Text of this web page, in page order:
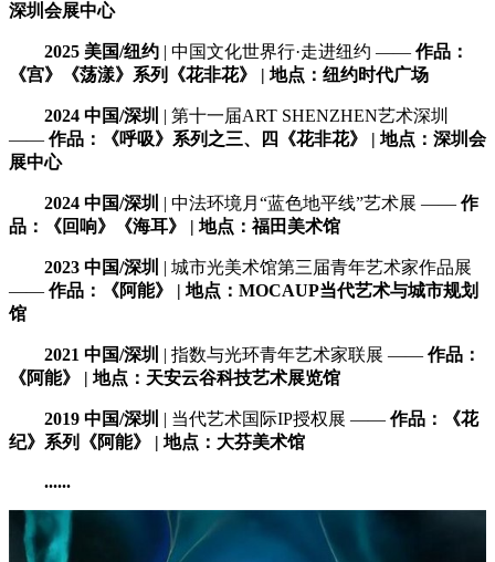
深圳会展中心
2025 美国/纽约 | 中国文化世界行·走进纽约 —— 作品：
《宫》《荡漾》系列《花非花》 | 地点：纽约时代广场
2024 中国/深圳
| 第十一届ART SHENZHEN艺术深圳
—— 作品：《呼吸》系列之三、四《花非花》 | 地点：深圳会
展中心
2024 中国/深圳 | 中法环境月“蓝色地平线”艺术展 —— 作
品：《回响》《海耳》 | 地点：福田美术馆
2023 中国/深圳
| 城市光美术馆第三届青年艺术家作品展
—— 作品：《阿能》 | 地点：MOCAUP当代艺术与城市规划
馆
2021 中国/深圳 | 指数与光环青年艺术家联展 —— 作品：
《阿能》 | 地点：天安云谷科技艺术展览馆
2019 中国/深圳 | 当代艺术国际IP授权展 —— 作品：《花
纪》系列《阿能》 | 地点：大芬美术馆
......